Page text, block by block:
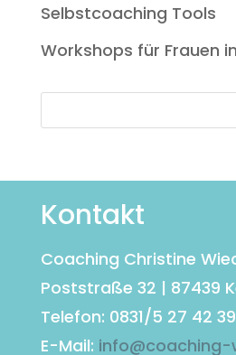
Selbstcoaching Tools
Workshops für Frauen
Kontakt
Coaching Christine
Poststraße 32 | 87439
Telefon: 0831/5 27 42 39
E-Mail: info@coaching-